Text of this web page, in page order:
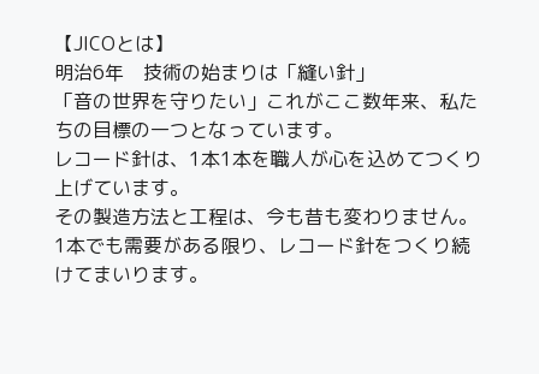
【JICOとは】
明治6年 技術の始まりは「縫い針」
「音の世界を守りたい」これがここ数年来、私た
ちの目標の一つとなっています。
レコード針は、1本1本を職人が心を込めてつくり
上げています。
その製造方法と工程は、今も昔も変わりません。
1本でも需要がある限り、レコード針をつくり続
けてまいります。